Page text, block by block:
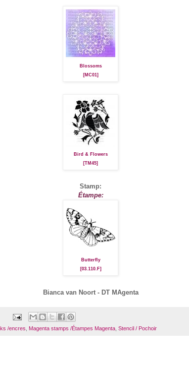
Blossoms
[MC01]
Bird & Flowers
[TM45]
Stamp:
Étampe:
Butterfly
[03.110.F]
Bianca van Noort - DT MAgenta
/encres Magenta stamps /Étampes Magenta Stencil / Pochoir